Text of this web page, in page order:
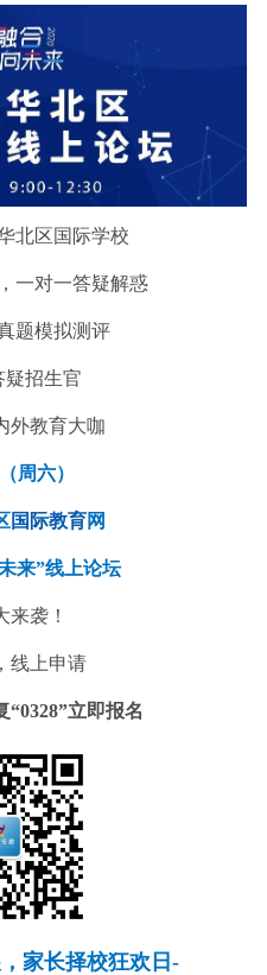
北区国际学校
一对一答疑解惑
题模拟测评
疑招生官
外教育大咖
周六）
国际教育网
来”线上论坛
来袭！
线上申请
立即报名
家长择校狂欢日-